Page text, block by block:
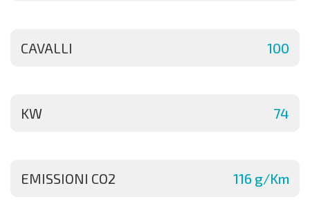
CAVALLI 100
KW 74
EMISSIONI CO2 116 g/Km